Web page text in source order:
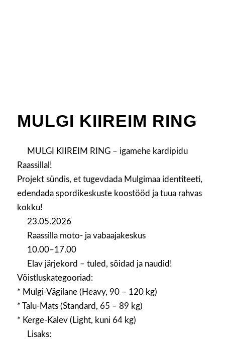
MULGI KIIREIM RING
MULGI KIIREIM RING – igamehe kardipidu
Raassillal!
Projekt sündis, et tugevdada Mulgimaa identiteeti,
edendada spordikeskuste koostööd ja tuua rahvas
kokku!
23.05.2026
Raassilla moto- ja vabaajakeskus
10.00–17.00
Elav järjekord – tuled, sõidad ja naudid!
Võistluskategooriad:
* Mulgi-Vägilane (Heavy, 90 – 120 kg)
* Talu-Mats (Standard, 65 – 89 kg)
* Kerge-Kalev (Light, kuni 64 kg)
Lisaks: